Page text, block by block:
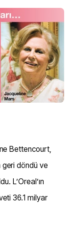
Bettencourt,
geri döndü ve
L’Oreal’ın
36.1 milyar